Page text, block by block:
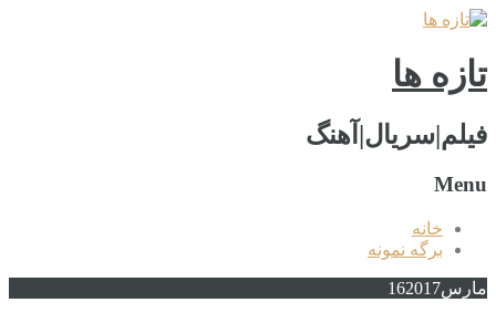
تازه ها
فیلم|سریال|آهنگ
Menu
خانه
برگه نمونه
مارس 162017